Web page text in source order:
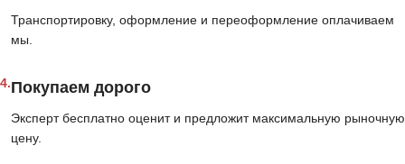
Транспортировку, оформление и переоформление оплачиваем
мы.
4.Покупаем дорого
Эксперт бесплатно оценит и предложит максимальную рыночную
цену.